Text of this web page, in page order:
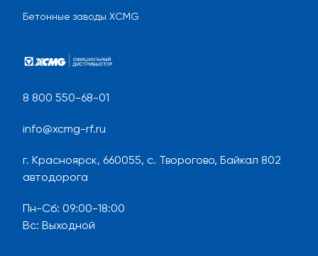
8 800 550-68-01
info@xcmg-rf.ru
г. Красноярск, 660055, с. Творогово, Байкал 802
автодорога
Пн-Сб: 09:00-18:00
Вс: Выходной
Бетонные заводы XCMG